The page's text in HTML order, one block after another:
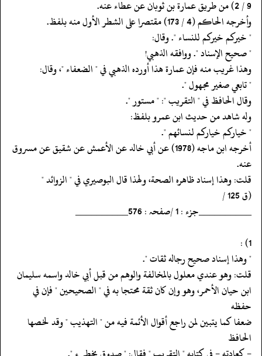
‏‏‏‏وأخرجه الحاكم (4 / 173) مقتصرا على الشطر الأول منه بلفظ.
‏‏‏‏" خيركم خيركم للنساء ". وقال:
‏‏‏‏" صحيح الإسناد ". ووافقه الذهبي!
‏‏‏‏وهذا غريب منه فإن عمارة هذا أورده الذهبي في " الضعفاء "، وقال:
‏‏‏‏" تابعي صغير مجهول ".
‏‏‏‏وقال الحافظ في " التقريب ": " مستور ".
‏‏‏‏وله شاهد من حديث ابن عمرو بلفظ:
‏‏‏‏" خياركم خياركم لنسائهم ".
‏‏‏‏أخرجه ابن ماجه (1978) عن أبي خالد عن الأعمش عن شقيق عن مسروق
عنه.
‏‏‏‏قلت: وهذا إسناد ظاهره الصحة، ولهذا قال البوصيري في " الزوائد "
‏‏‏‏(ق 125 /
‏‏‏‏__________جزء : 1 /صفحہ : 576__________
‏‏‏‏" وهذا إسناد صحيح رجاله ثقات ".
‏‏‏‏قلت: وهو عندي معلول بالمخالفة والوهم من قبل أبي خالد واسمه سليمان
‏‏‏‏ابن حيان الأحمر، وهو وإن كان ثقة محتجا به في " الصحيحين " فإن في
حفظه
‏‏‏‏ضعفا كما يتبين لمن راجع أقوال الأئمة فيه من " التهذيب " وقد لخصها
الحافظ